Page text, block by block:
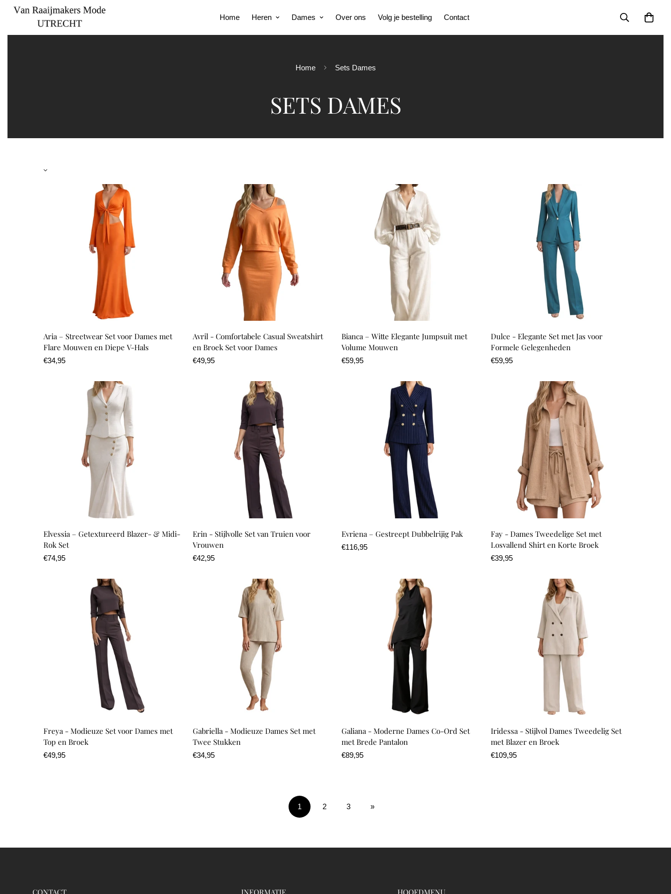
Home Heren Dames Over ons Volg je bestelling Contact
Home Sets Dames
SETS DAMES
Aria – Streetwear Set voor Dames met
Flare Mouwen en Diepe V‑Hals
Normale
€34,95
Avril - Comfortabele Casual Sweatshirt
en Broek Set voor Dames
Normale
€49,95
Bianca – Witte Elegante Jumpsuit met
Volume Mouwen
Normale
€59,95
Dulce - Elegante Set met Jas voor
Formele Gelegenheden
Normale
€59,95
Elvessia – Getextureerd Blazer- & Midi-
Rok Set
Normale
€74,95
Erin - Stijlvolle Set van Truien voor
Vrouwen
Normale
€42,95
Evriena – Gestreept Dubbelrijig Pak
Normale
€116,95
Fay - Dames Tweedelige Set met
Losvallend Shirt en Korte Broek
Normale
€39,95
Freya - Modieuze Set voor Dames met
Top en Broek
Normale
€49,95
Gabriella - Modieuze Dames Set met
Twee Stukken
Normale
€34,95
Galiana - Moderne Dames Co-Ord Set
met Brede Pantalon
Normale
€89,95
Iridessa - Stijlvol Dames Tweedelig Set
met Blazer en Broek
Normale
€109,95
1 2 3 »
CONTACT INFORMATIE HOOFDMENU